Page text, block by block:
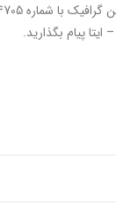
پیام بگذارید.